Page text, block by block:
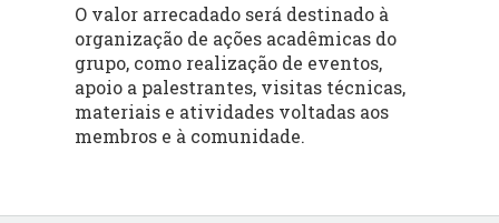
O valor arrecadado será destinado à
organização de ações acadêmicas do
grupo, como realização de eventos,
apoio a palestrantes, visitas técnicas,
materiais e atividades voltadas aos
membros e à comunidade.